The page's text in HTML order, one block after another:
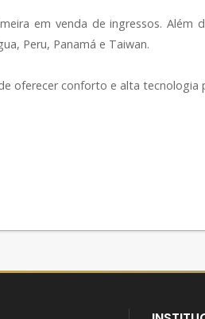
em venda de ingressos. Além
Peru, Panamá e Taiwan.
oferecer conforto e alta tecnologia